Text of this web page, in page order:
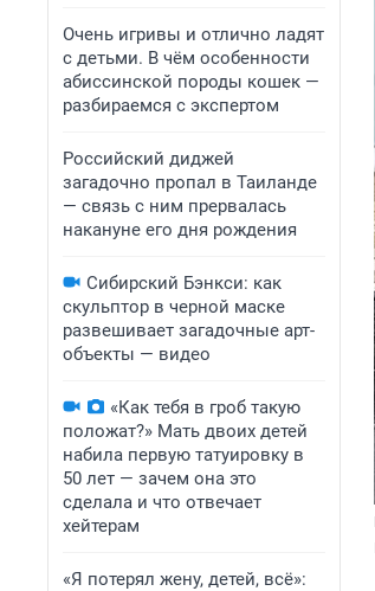
Очень игривы и отлично ладят
с детьми. В чём особенности
абиссинской породы кошек —
разбираемся с экспертом
Российский диджей
загадочно пропал в Таиланде
— связь с ним прервалась
накануне его дня рождения
Сибирский Бэнкси: как
скульптор в черной маске
развешивает загадочные арт-
объекты — видео
«Как тебя в гроб такую
положат?» Мать двоих детей
набила первую татуировку в
50 лет — зачем она это
сделала и что отвечает
хейтерам
«Я потерял жену, детей, всё»: